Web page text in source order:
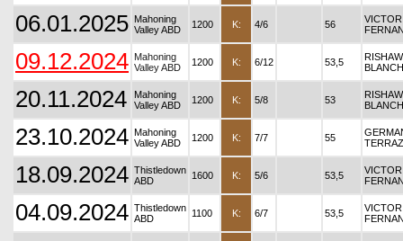
06.01.2025 Mahoning
Valley ABD
1200 K: 4/6 56
09.12.2024 Mahoning
Valley ABD
1200 K: 6/12 53,5
20.11.2024
Mahoning
Valley ABD
1200 K: 5/8 53
23.10.2024 Mahoning
Valley ABD
1200 K: 7/7 55
18.09.2024 Thistledown
ABD
1600 K: 5/6 53,5
VICTOR
04.09.2024 Thistledown
ABD
1100 K: 6/7 53,5
VICTOR